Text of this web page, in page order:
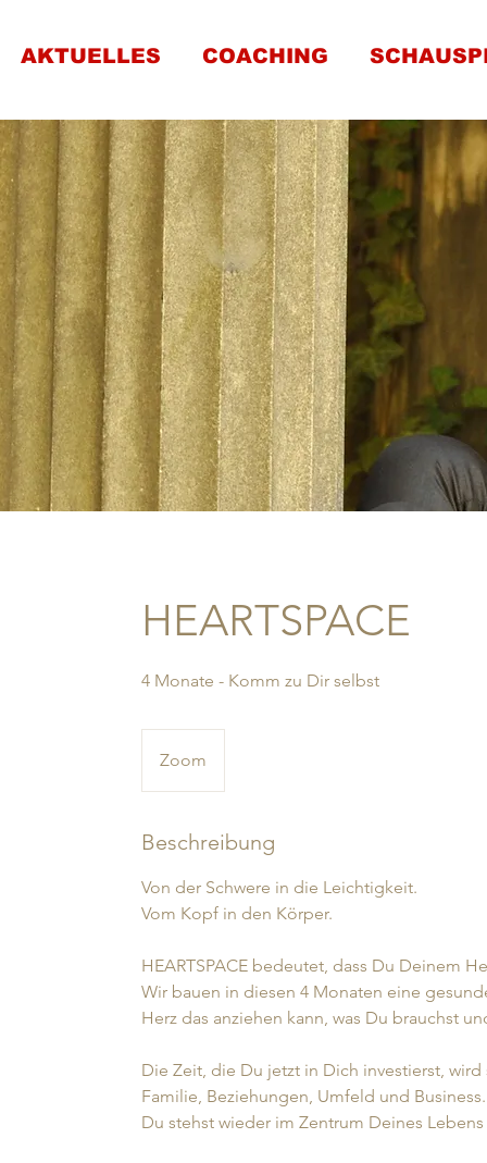
AKTUELLES COACHING
HEARTSPACE
4 Monate - Komm zu Dir selbst
Zoom
Beschreibung
Von der Schwere in die Leichtigkeit.
Vom Kopf in den Körper.
HEARTSPACE bedeutet, dass Du Deinem
Wir bauen in diesen 4 Monaten eine
Herz das anziehen kann, was Du brauchst
Die Zeit, die Du jetzt in Dich investierst,
Familie, Beziehungen, Umfeld und Business.
Du stehst wieder im Zentrum Deines